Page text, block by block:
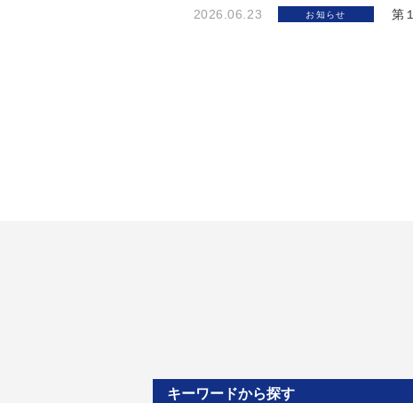
2026.06.23 お知らせ 第
キーワードから探す